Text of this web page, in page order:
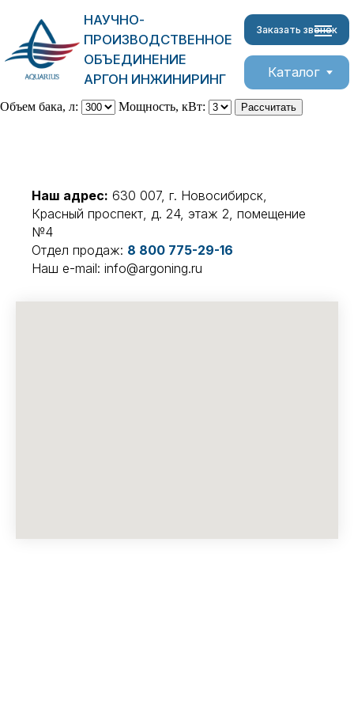
НАУЧНО-
ПРОИЗВОДСТВЕННОЕ
ОБЪЕДИНЕНИЕ
АРГОН ИНЖИНИРИНГ
Объем бака, л: Мощность, кВт: Рассчитать
Наш адрес: 630 007, г. Новосибирск,
Красный проспект, д. 24, этаж 2, помещение
№4
Отдел продаж: 8 800 775-29-16
Наш e-mail: info@argoning.ru